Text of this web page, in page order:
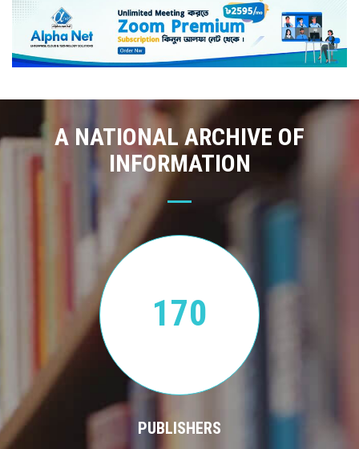
A NATIONAL ARCHIVE OF
INFORMATION
170
PUBLISHERS